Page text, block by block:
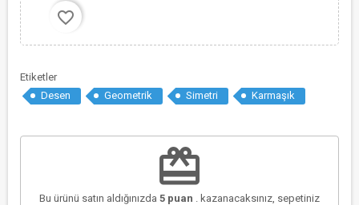
favorite_border
Etiketler
Desen
Geometrik Simetri Karmaşık
redeem
Bu ürünü satın aldığınızda 5 puan . kazanacaksınız, sepetiniz